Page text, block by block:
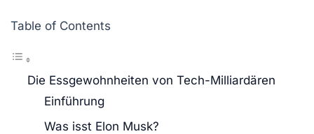
Table of Contents
Die Essgewohnheiten von Tech-Milliardären
Einführung
Was isst Elon Musk?